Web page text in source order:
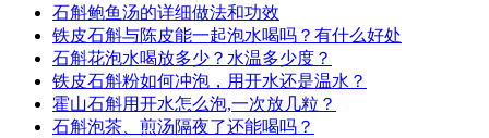
石斛鲍鱼汤的详细做法和功效
铁皮石斛与陈皮能一起泡水喝吗？有什么好处
石斛花泡水喝放多少？水温多少度？
铁皮石斛粉如何冲泡，用开水还是温水？
霍山石斛用开水怎么泡,一次放几粒？
石斛泡茶、煎汤隔夜了还能喝吗？